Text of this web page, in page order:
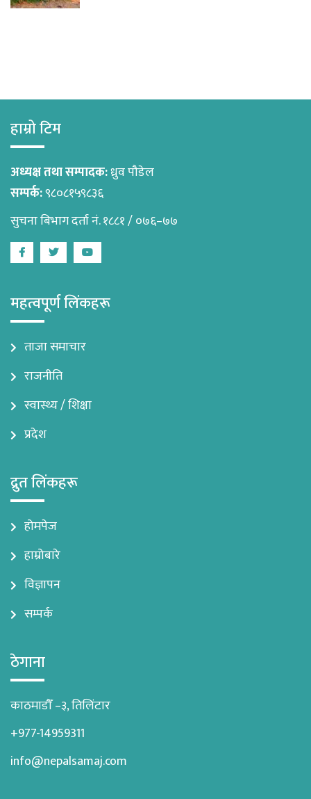
हाम्रो टिम
अध्यक्ष तथा सम्पादक:ध्रुव पौडेल
सम्पर्क:९८०८१५९८३६
सुचना बिभाग दर्ता नं. १८८१ / ०७६–७७
FacebookTwitterYoutube
महत्वपूर्ण लिंकहरू
ताजा समाचार
राजनीति
स्वास्थ्य / शिक्षा
प्रदेश
द्रुत लिंकहरू
होमपेज
हाम्रोबारे
विज्ञापन
सम्पर्क
ठेगाना
काठमाडौँ –३, तिलिंटार
+977-14959311
info@nepalsamaj.com